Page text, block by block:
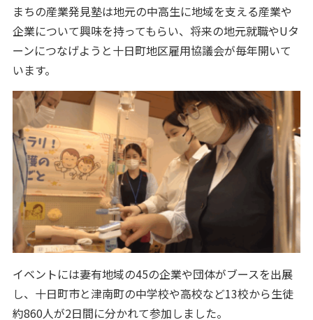
まちの産業発見塾は地元の中高生に地域を支える産業や
企業について興味を持ってもらい、将来の地元就職やUタ
ーンにつなげようと十日町地区雇用協議会が毎年開いて
います。
イベントには妻有地域の45の企業や団体がブースを出展
し、十日町市と津南町の中学校や高校など13校から生徒
約860人が2日間に分かれて参加しました。